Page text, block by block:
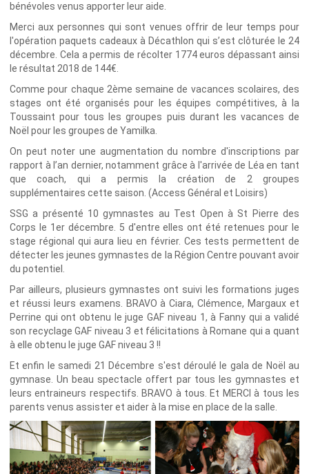
bénévoles venus apporter leur aide.
Merci aux personnes qui sont venues offrir de leur temps pour
l'opération paquets cadeaux à Décathlon qui s’est clôturée le 24
décembre. Cela a permis de récolter 1774 euros dépassant ainsi
le résultat 2018 de 144€.
Comme pour chaque 2ème semaine de vacances scolaires, des
stages ont été organisés pour les équipes compétitives, à la
Toussaint pour tous les groupes puis durant les vacances de
Noël pour les groupes de Yamilka.
On peut noter une augmentation du nombre d'inscriptions par
rapport à l’an dernier, notamment grâce à l'arrivée de Léa en tant
que coach, qui a permis la création de 2 groupes
supplémentaires cette saison. (Access Général et Loisirs)
SSG a présenté 10 gymnastes au Test Open à St Pierre des
Corps le 1er décembre. 5 d'entre elles ont été retenues pour le
stage régional qui aura lieu en février. Ces tests permettent de
détecter les jeunes gymnastes de la Région Centre pouvant avoir
du potentiel.
Par ailleurs, plusieurs gymnastes ont suivi les formations juges
et réussi leurs examens. BRAVO à Ciara, Clémence, Margaux et
Perrine qui ont obtenu le juge GAF niveau 1, à Fanny qui a validé
son recyclage GAF niveau 3 et félicitations à Romane qui a quant
à elle obtenu le juge GAF niveau 3 !!
Et enfin le samedi 21 Décembre s'est déroulé le gala de Noël au
gymnase. Un beau spectacle offert par tous les gymnastes et
leurs entraineurs respectifs. BRAVO à tous. Et MERCI à tous les
parents venus assister et aider à la mise en place de la salle.